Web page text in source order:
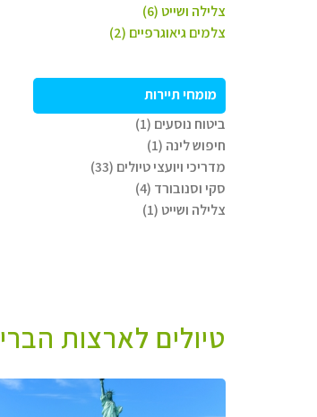
צלילה ושייט (6)
צלמים גיאוגרפיים (2)
מומחי תיירות
ביטוח נוסעים (1)
חיפוש לינה (1)
מדריכי ויועצי טיולים (33)
סקי וסנובורד (4)
צלילה ושייט (1)
טיולים לארצות